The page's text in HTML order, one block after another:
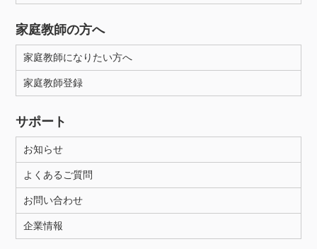
家庭教師の方へ
家庭教師になりたい方へ
家庭教師登録
サポート
お知らせ
よくあるご質問
お問い合わせ
企業情報